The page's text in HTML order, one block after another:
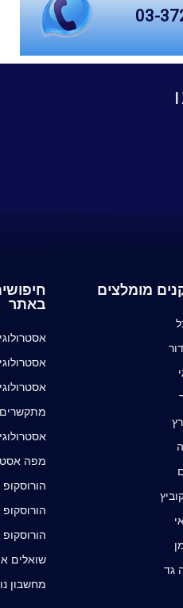
03-
מומלצים
גד
באתר
מפה
הורוסקופ
הורוסקופ
שואלים
מחשבון